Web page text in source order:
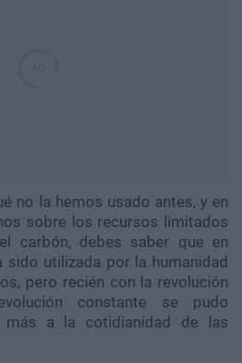
no la hemos usado antes, y en
sobre los recursos limitados
carbón, debes saber que en
sido utilizada por la humanidad
pero recién con la revolución
constante se pudo
más a la cotidianidad de las